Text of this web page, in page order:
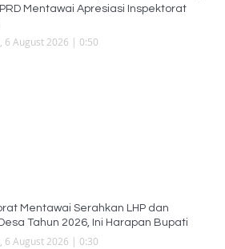
Mentawai Apresiasi Inspektorat
6 August 2026 | 0:50
Mentawai Serahkan LHP dan
Tahun 2026, Ini Harapan Bupati
6 August 2026 | 0:30